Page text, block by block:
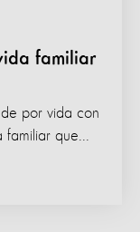
familiar
por vida con
familiar que...